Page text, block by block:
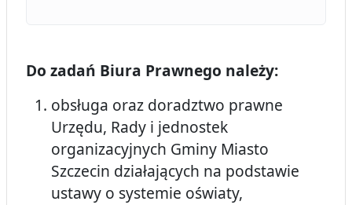
Do zadań Biura Prawnego należy:
obsługa oraz doradztwo prawne
Urzędu, Rady i jednostek
organizacyjnych Gminy Miasto
Szczecin działających na podstawie
ustawy o systemie oświaty,